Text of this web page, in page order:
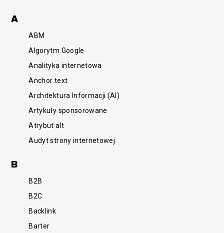
A
ABM
Algorytm Google
Analityka internetowa
Anchor text
Architektura Informacji (AI)
Artykuły sponsorowane
Atrybut alt
Audyt strony internetowej
B
B2B
B2C
Backlink
Barter